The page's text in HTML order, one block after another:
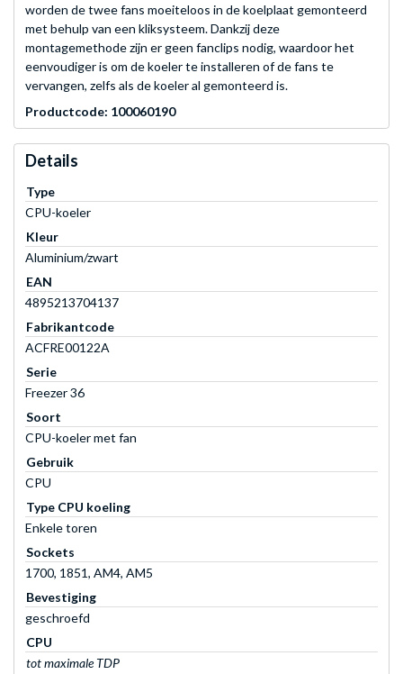
worden de twee fans moeiteloos in de koelplaat gemonteerd
met behulp van een kliksysteem. Dankzij deze
montagemethode zijn er geen fanclips nodig, waardoor het
eenvoudiger is om de koeler te installeren of de fans te
vervangen, zelfs als de koeler al gemonteerd is.
Productcode: 100060190
Details
Type
CPU-koeler
Kleur
Aluminium/zwart
EAN
4895213704137
Fabrikantcode
ACFRE00122A
Serie
Freezer 36
Soort
CPU-koeler met fan
Gebruik
CPU
Type CPU koeling
Enkele toren
Sockets
1700, 1851, AM4, AM5
Bevestiging
geschroefd
CPU
tot maximale TDP